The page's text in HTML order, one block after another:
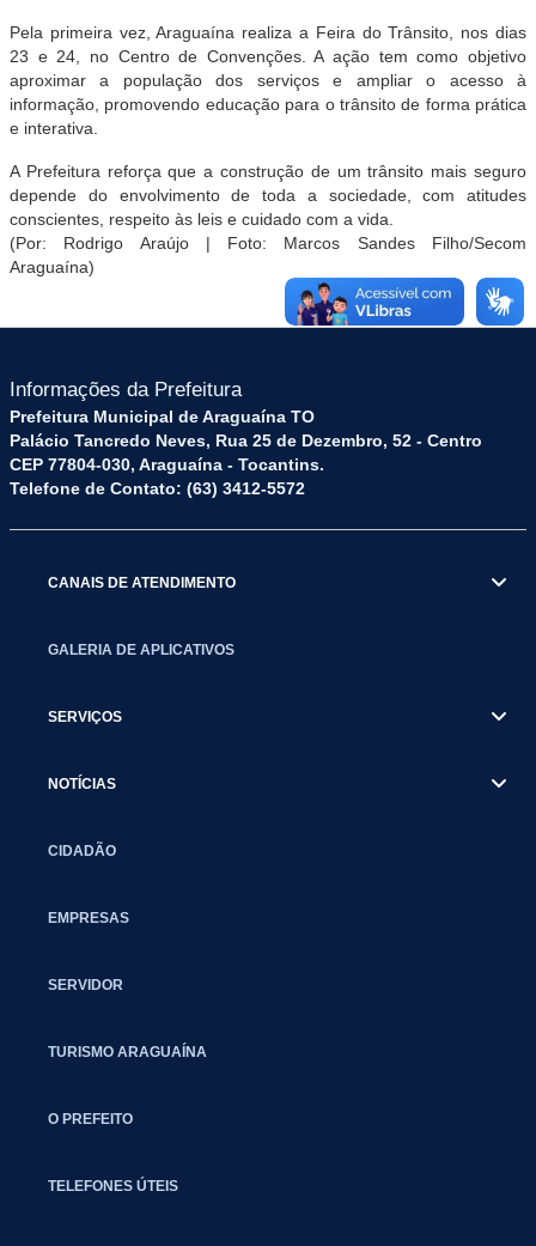
Pela primeira vez, Araguaína realiza a Feira do Trânsito, nos dias
23 e 24, no Centro de Convenções. A ação tem como objetivo
aproximar a população dos serviços e ampliar o acesso à
informação, promovendo educação para o trânsito de forma prática
e interativa.
A Prefeitura reforça que a construção de um trânsito mais seguro
depende do envolvimento de toda a sociedade, com atitudes
conscientes, respeito às leis e cuidado com a vida.
(Por: Rodrigo Araújo | Foto: Marcos Sandes Filho/Secom
Araguaína)
Informações da Prefeitura
Prefeitura Municipal de Araguaína TO
Palácio Tancredo Neves, Rua 25 de Dezembro, 52 - Centro
CEP 77804-030, Araguaína - Tocantins.
Telefone de Contato: (63) 3412-5572
CANAIS DE ATENDIMENTO
GALERIA DE APLICATIVOS
SERVIÇOS
NOTÍCIAS
CIDADÃO
EMPRESAS
SERVIDOR
TURISMO ARAGUAÍNA
O PREFEITO
TELEFONES ÚTEIS